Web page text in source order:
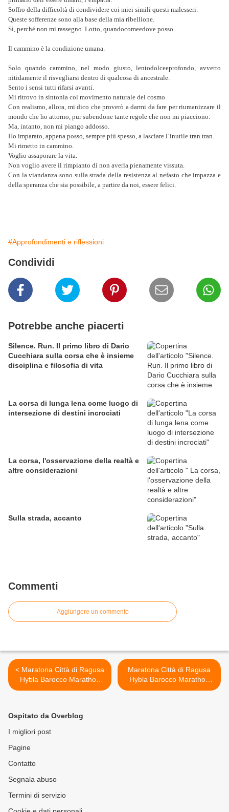
Soffro della difficoltà di condividere coi miei simili questi malesseri.
Queste sofferenze sono alla base della mia ribellione.
Sì, perché non mi rassegno. Lotto, quandocomeedove posso.
Il cammino è la condizione umana.
Solo quando cammino, nel modo giusto, lentodolceeprofondo, avverto
nitidamente il risvegliarsi dentro di qualcosa di ancestrale.
Sento i sensi tutti rifarsi avanti.
Mi ritrovo in sintonia col movimento naturale del cosmo.
Con realismo, allora, mi dico che proverò a darmi da fare per riumanizzare il
mondo che ho attorno, pur subendone tante regole che non mi piacciono.
Ma, intanto, non mi piango addosso.
Ho imparato, appena posso, sempre più spesso, a lasciare l’inutile tran tran.
Mi rimetto in cammino.
Voglio assaporare la vita.
Non voglio avere il rimpianto di non averla pienamente vissuta.
Con la viandanza sono sulla strada della resistenza al nefasto che impazza e
della speranza che sia possibile, a partire da noi, essere felici.
#Approfondimenti e riflessioni
Condividi
Potrebbe anche piacerti
Silence. Run. Il primo libro di Dario
Cucchiara sulla corsa che è insieme
disciplina e filosofia di vita
La corsa di lunga lena come luogo di
intersezione di destini incrociati
La corsa, l'osservazione della realtà e
altre considerazioni
Sulla strada, accanto
Commenti
Aggiungere un commento
< Maratona Città di Ragusa
Hybla Barocco Marathon
(11^ ed.). Le riflessioni e i
Maratona Città di Ragusa
Hybla Barocco Marathon
(11^ ed.). La maratona
Ospitato da Overblog
I migliori post
Pagine
Contatto
Segnala abuso
Termini di servizio